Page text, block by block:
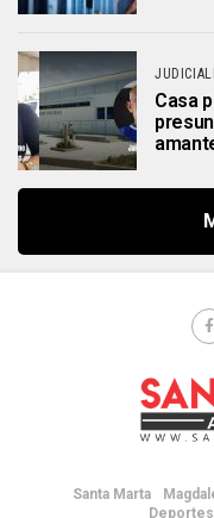
Casa
Santa Marta
Deportes